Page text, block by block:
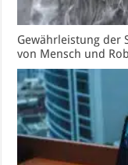
Gewährleistung der
von Mensch und